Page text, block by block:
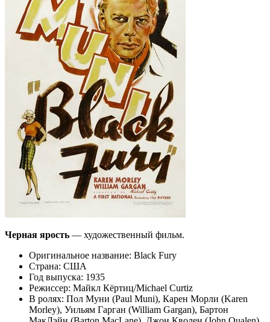
Черная ярость — художественный фильм.
Оригинальное название: Black Fury
Страна: США
Год выпуска: 1935
Режиссер: Майкл Кёртиц/Michael Curtiz
В ролях: Пол Муни (Paul Muni), Карен Морли (Karen
Morley), Уильям Гарган (William Gargan), Бартон